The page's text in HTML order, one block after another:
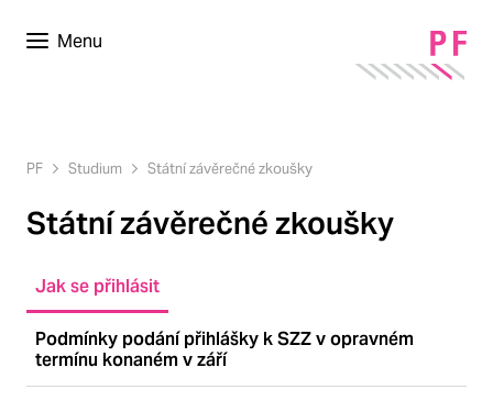
Menu
PF Studium Státní závěrečné zkoušky
Státní závěrečné zkoušky
Jak se přihlásit
Podmínky podání přihlášky k SZZ v opravném
termínu konaném v září